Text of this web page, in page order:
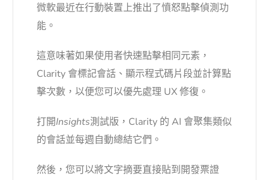
微軟最近在行動裝置上推出了憤怒點擊偵測功
能。
這意味著如果使用者快速點擊相同元素，
Clarity 會標記會話、顯示程式碼片段並計算點
擊次數，以便您可以優先處理 UX 修復。
打開Insights測試版，Clarity 的 AI 會聚集類似
的會話並每週自動總結它們。
然後，您可以將文字摘要直接貼到開發票證